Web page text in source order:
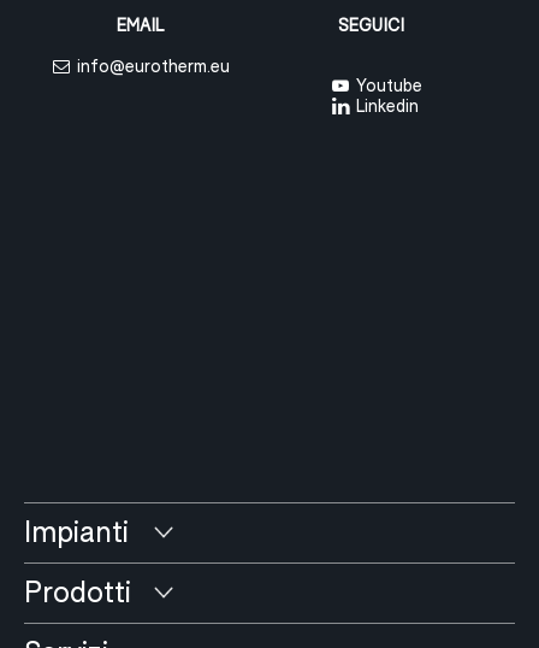
EMAIL
info@eurotherm.eu
SEGUICI
Youtube
Linkedin
Impianti
Prodotti